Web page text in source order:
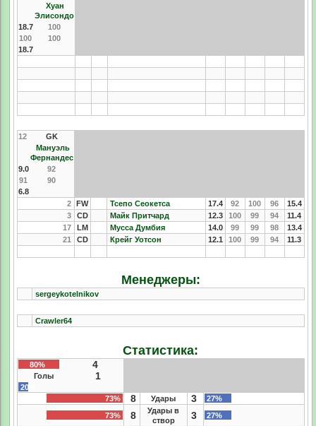
Хуан
Элисондо
18.7
100
100
100
18.7
12
GK
Мануэль
Фернандес
9.0
92
91
90
6.8
2
FW Тсепо Сеокетса 17.4 92 100 96
15.4
3
CD Майк Притчард 12.3 100 99 94
11.4
17
LM Мусса Думбия 14.0 99 99 98
13.4
21
CD Крейг Уотсон 12.1 100 99 94 11.3
Менеджеры:
sergeykotelnikov
Crawler64
Статистика:
80% 4
Голы 1
20%
73%
8 Удары 3
27%
73%
8
Удары в
створ
3
27%